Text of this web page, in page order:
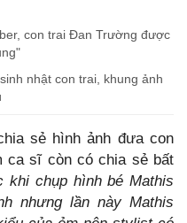
con trai Đan Trường được
nhật con trai, khung ảnh
sẻ hình ảnh đưa con
ca sĩ còn có chia sẻ bất
khi chụp hình bé Mathis
nhưng lần này Mathis